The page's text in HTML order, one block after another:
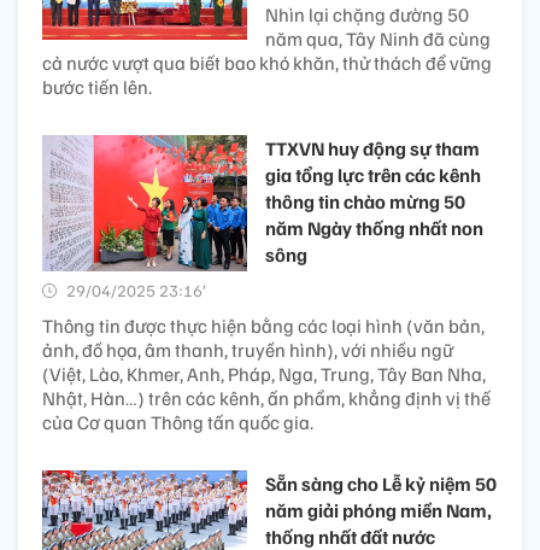
Nhìn lại chặng đường 50
năm qua, Tây Ninh đã cùng
cả nước vượt qua biết bao khó khăn, thử thách để vững
bước tiến lên.
TTXVN huy động sự tham
gia tổng lực trên các kênh
thông tin chào mừng 50
năm Ngày thống nhất non
sông
29/04/2025 23:16’
Thông tin được thực hiện bằng các loại hình (văn bản,
ảnh, đồ họa, âm thanh, truyền hình), với nhiều ngữ
(Việt, Lào, Khmer, Anh, Pháp, Nga, Trung, Tây Ban Nha,
Nhật, Hàn…) trên các kênh, ấn phẩm, khẳng định vị thế
của Cơ quan Thông tấn quốc gia.
Sẵn sàng cho Lễ kỷ niệm 50
năm giải phóng miền Nam,
thống nhất đất nước